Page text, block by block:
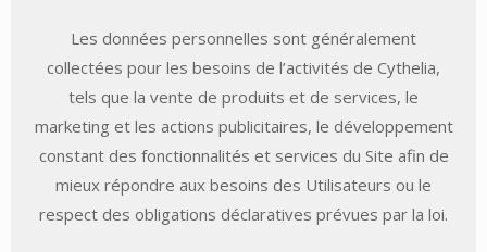
Les données personnelles sont généralement
collectées pour les besoins de l’activités de Cythelia,
tels que la vente de produits et de services, le
marketing et les actions publicitaires, le développement
constant des fonctionnalités et services du Site afin de
mieux répondre aux besoins des Utilisateurs ou le
respect des obligations déclaratives prévues par la loi.